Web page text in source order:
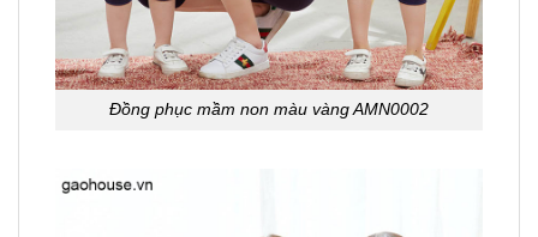
Đồng phục mầm non màu vàng AMN0002